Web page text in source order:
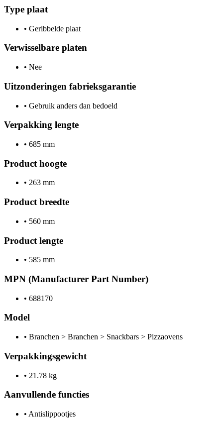
Type plaat
• Geribbelde plaat
Verwisselbare platen
• Nee
Uitzonderingen fabrieksgarantie
• Gebruik anders dan bedoeld
Verpakking lengte
• 685 mm
Product hoogte
• 263 mm
Product breedte
• 560 mm
Product lengte
• 585 mm
MPN (Manufacturer Part Number)
• 688170
Model
• Branchen > Branchen > Snackbars > Pizzaovens
Verpakkingsgewicht
• 21.78 kg
Aanvullende functies
• Antislippootjes